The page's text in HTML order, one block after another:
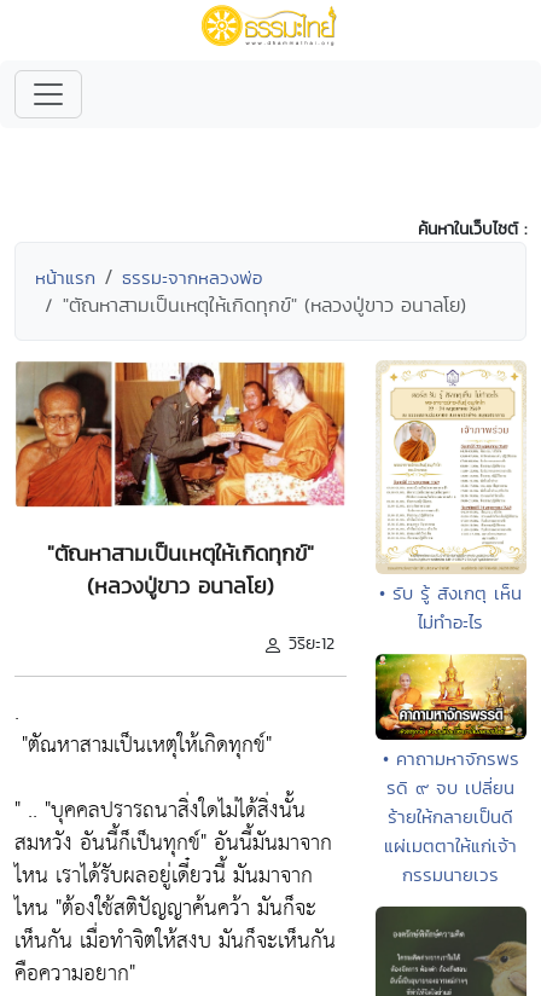
ค้นหาในเว็บไซต์ :
หน้าแรก ธรรมะจากหลวงพ่อ
"ตัณหาสามเป็นเหตุให้เกิดทุกข์" (หลวงปู่ขาว อนาลโย)
"ตัณหาสามเป็นเหตุให้เกิดทุกข์"
(หลวงปู่ขาว อนาลโย)
วิริยะ12
.
"ตัณหาสามเป็นเหตุให้เกิดทุกข์"
" .. "บุคคลปรารถนาสิ่งใดไม่ได้สิ่งนั้น
สมหวัง อันนี้ก็เป็นทุกข์"อันนี้มันมาจาก
ไหน เราได้รับผลอยู่เดี๋ยวนี้ มันมาจาก
ไหน "ต้องใช้สติปัญญาค้นคว้า มันก็จะ
เห็นกัน เมื่อทำจิตให้สงบ มันก็จะเห็นกัน
คือความอยาก"
• รับ รู้ สังเกตุ เห็น
ไม่ทำอะไร
• คาถามหาจักรพร
รดิ ๙ จบ เปลี่ยน
ร้ายให้กลายเป็นดี
แผ่เมตตาให้แก่เจ้า
กรรมนายเวร